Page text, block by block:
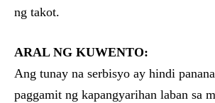
ng takot.
ARAL NG KUWENTO:
Ang tunay na serbisyo ay hindi
paggamit ng kapangyarihan laban sa